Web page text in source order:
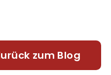
zum Blog